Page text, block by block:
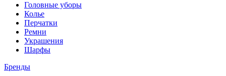
Головные уборы
Колье
Перчатки
Ремни
Украшения
Шарфы
Бренды